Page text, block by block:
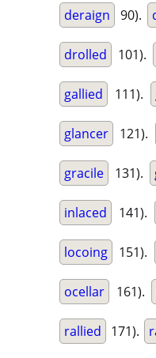
deraign 90).
drolled 101).
gallied 111).
glancer 121).
gracile 131).
inlaced 141).
locoing 151).
ocellar 161).
rallied 171).